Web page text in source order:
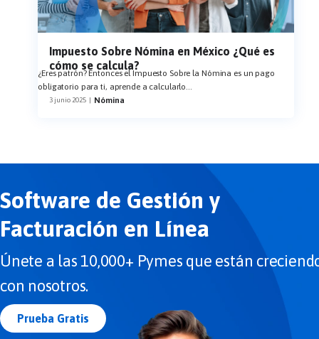
Impuesto Sobre Nómina en México ¿Qué es
cómo se calcula?
¿Eres patrón? Entonces el Impuesto Sobre la Nómina es un pago
obligatorio para ti, aprende a calcularlo...
3 junio 2025 Nómina
Software de Gestión y
Facturación en Línea
Únete a las 10,000+ Pymes que están
con nosotros.
Prueba Gratis